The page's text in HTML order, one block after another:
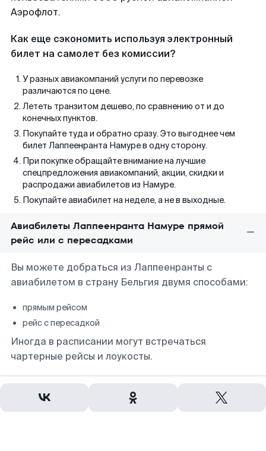
Аэрофлот.
Как еще сэкономить используя электронный
билет на самолет без комиссии?
У разных авиакомпаний услуги по перевозке
различаются по цене.
Лететь транзитом дешево, по сравнению от и до
конечных пунктов.
Покупайте туда и обратно сразу. Это выгоднее чем
билет Лаппеенранта Намуре в одну сторону.
При покупке обращайте внимание на лучшие
спецпредложения авиакомпаний, акции, скидки и
распродажи авиабилетов из Намуре.
Покупайте авиабилет на неделе, а не в выходные.
Авиабилеты Лаппеенранта Намуре прямой
рейс или с пересадками
Вы можете добраться из Лаппеенранты с
авиабилетом в страну Бельгия двумя способами:
прямым рейсом
рейс с пересадкой
Иногда в расписании могут встречаться
чартерные рейсы и лоукосты.